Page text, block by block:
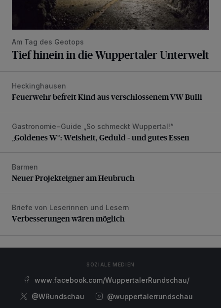
Am Tag des Geotops
Tief hinein in die Wuppertaler Unterwelt
Feuerwehr befreit Kind aus verschlossenem VW Bulli
Heckinghausen
Feuerwehr befreit Kind aus verschlossenem VW Bulli
„Goldenes W“: Weisheit, Geduld – und gutes Essen
Gastronomie-Guide „So schmeckt Wuppertal!“
„Goldenes W“: Weisheit, Geduld – und gutes Essen
Neuer Projekteigner am Heubruch
Barmen
Neuer Projekteigner am Heubruch
Verbesserungen wären möglich
Briefe von Leserinnen und Lesern
Verbesserungen wären möglich
SOZIALE MEDIEN
www.facebook.com/WuppertalerRundschau/
@WRundschau
@wuppertalerrundschau